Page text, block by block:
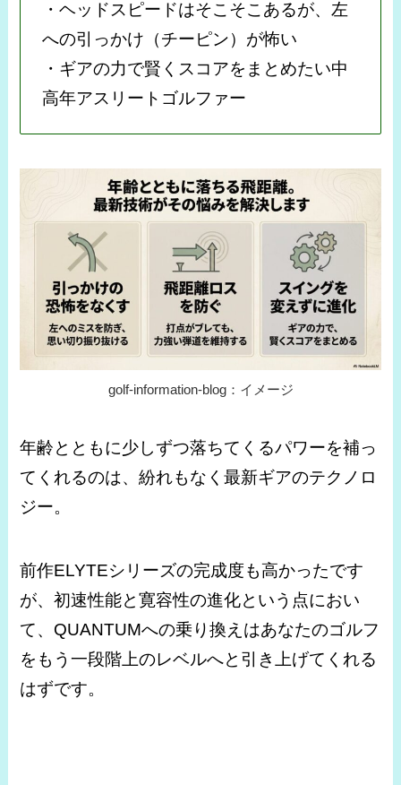
・ヘッドスピードはそこそこあるが、左
への引っかけ（チーピン）が怖い
・ギアの力で賢くスコアをまとめたい中
高年アスリートゴルファー
golf-information-blog：イメージ
年齢とともに少しずつ落ちてくるパワーを補っ
てくれるのは、紛れもなく最新ギアのテクノロ
ジー。
前作ELYTEシリーズの完成度も高かったです
が、初速性能と寛容性の進化という点におい
て、QUANTUMへの乗り換えはあなたのゴルフ
をもう一段階上のレベルへと引き上げてくれる
はずです。